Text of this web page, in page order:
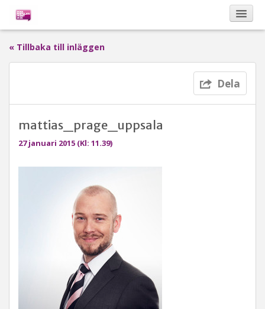
Sponsorer
« Tillbaka till inläggen
Dela
mattias_prage_uppsala
27 januari 2015 (Kl: 11.39)